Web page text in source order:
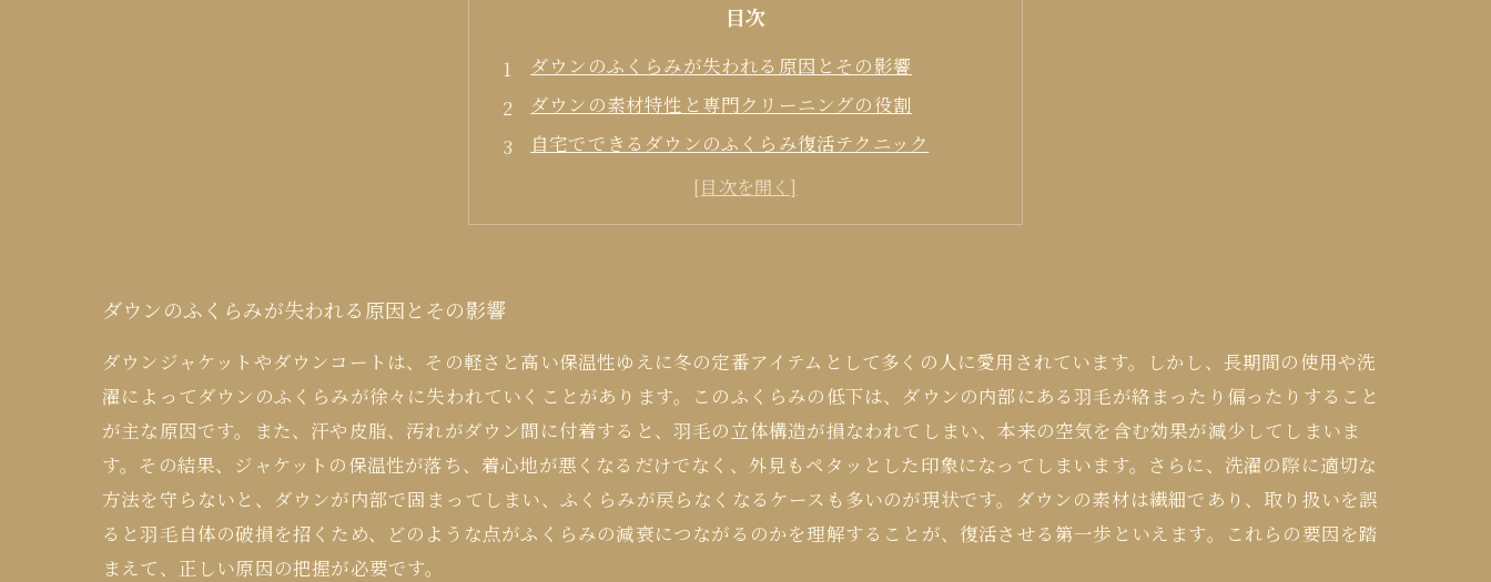
目次
ダウンのふくらみが失われる原因とその影響
ダウンの素材特性と専門クリーニングの役割
自宅でできるダウンのふくらみ復活テクニック
プロが教えるクリーニング後のふくらみ復活ポイント
ダウンのふくらみ復活術で長く使うためのまとめ
ダウンのふくらみが失われる原因とその影響
ダウンジャケットやダウンコートは、その軽さと高い保温性ゆえに冬の定番アイテムとして多くの人に愛用されています。しかし、長期間の使用や洗
濯によってダウンのふくらみが徐々に失われていくことがあります。このふくらみの低下は、ダウンの内部にある羽毛が絡まったり偏ったりすること
が主な原因です。また、汗や皮脂、汚れがダウン間に付着すると、羽毛の立体構造が損なわれてしまい、本来の空気を含む効果が減少してしまいま
す。その結果、ジャケットの保温性が落ち、着心地が悪くなるだけでなく、外見もペタッとした印象になってしまいます。さらに、洗濯の際に適切な
方法を守らないと、ダウンが内部で固まってしまい、ふくらみが戻らなくなるケースも多いのが現状です。ダウンの素材は繊細であり、取り扱いを誤
ると羽毛自体の破損を招くため、どのような点がふくらみの減衰につながるのかを理解することが、復活させる第一歩といえます。これらの要因を踏
まえて、正しい原因の把握が必要です。